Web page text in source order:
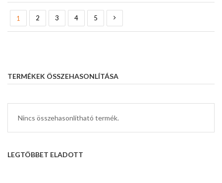
Oldal
You're currently reading page
1
Oldal
2
Oldal
3
Oldal
4
Oldal
5
Oldal
Következő
TERMÉKEK ÖSSZEHASONLÍTÁSA
Nincs összehasonlítható termék.
LEGTÖBBET ELADOTT